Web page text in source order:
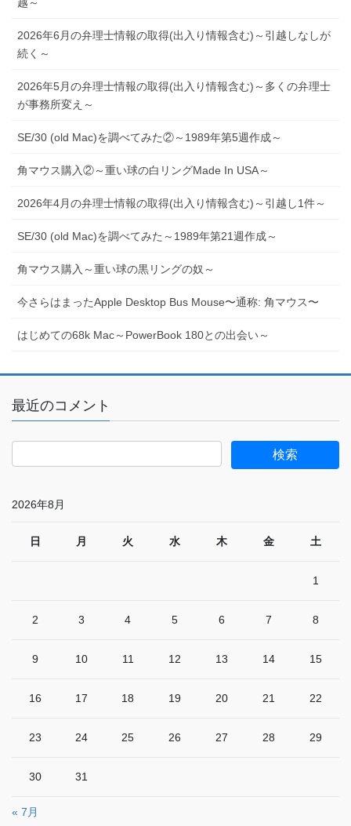
2026年6月の弁理士情報の取得(出入り情報含む)～引越しなしが
続く～
2026年5月の弁理士情報の取得(出入り情報含む)～多くの弁理士
が事務所変え～
SE/30 (old Mac)を調べてみた②～1989年第5週作成～
角マウス購入②～重い球の白リングMade In USA～
2026年4月の弁理士情報の取得(出入り情報含む)～引越し1件～
SE/30 (old Mac)を調べてみた～1989年第21週作成～
角マウス購入～重い球の黒リングの奴～
今さらはまったApple Desktop Bus Mouse〜通称: 角マウス〜
はじめての68k Mac～PowerBook 180との出会い～
最近のコメント
2026年8月
日 月 火 水 木 金 土
1
2 3 4 5 6 7 8
9 10 11 12 13 14 15
16 17 18 19 20 21 22
23 24 25 26 27 28 29
30 31
« 7月